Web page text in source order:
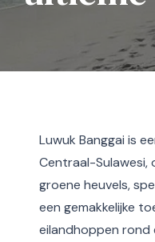
Luwuk Banggai is
Centraal-Sulawesi,
groene heuvels,
een gemakkelijke
eilandhoppen rond